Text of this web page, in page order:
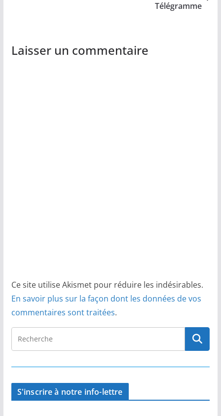
Télégramme
Laisser un commentaire
Ce site utilise Akismet pour réduire les indésirables.
En savoir plus sur la façon dont les données de vos
commentaires sont traitées.
S'inscrire à notre info-lettre